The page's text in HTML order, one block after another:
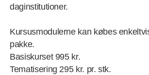
daginstitutioner.
Kursusmodulerne kan købes
pakke.
Basiskurset 995 kr.
Tematisering 295 kr. pr. stk.